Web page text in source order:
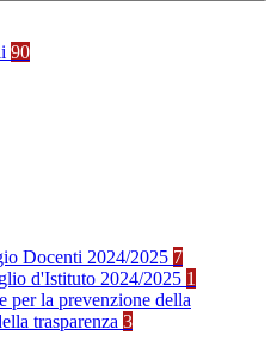
90
Docenti 2024/2025 7
d'Istituto 2024/2025 1
per la prevenzione della
trasparenza 3